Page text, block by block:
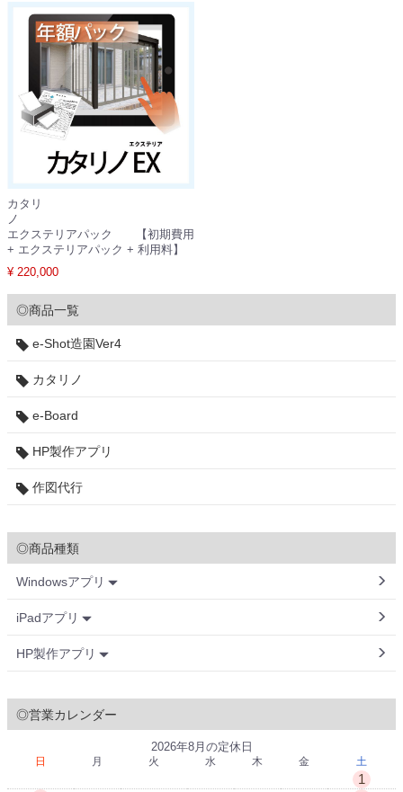
カタリ
ノ
エクステリアパック 【初期費用
+ エクステリアパック + 利用料】
¥ 220,000
◎商品一覧
e-Shot造園Ver4
カタリノ
e-Board
HP製作アプリ
作図代行
◎商品種類
Windowsアプリ
iPadアプリ
HP製作アプリ
◎営業カレンダー
2026年8月の定休日
日 月 火 水 木 金 土
1